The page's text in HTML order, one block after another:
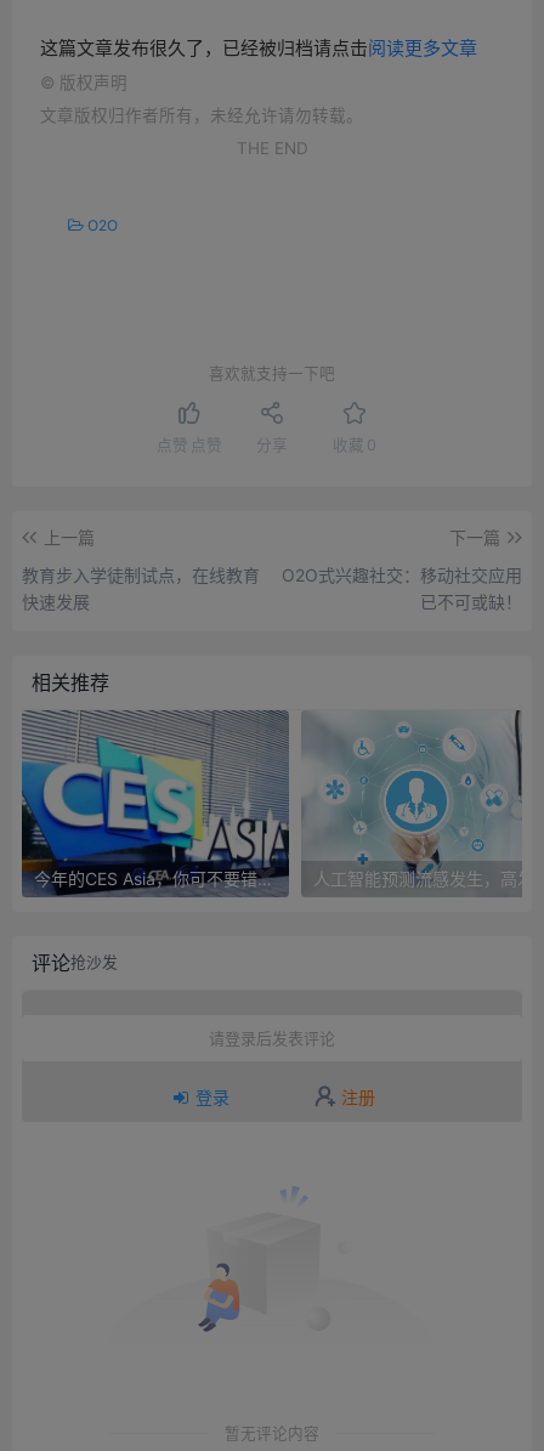
这篇文章发布很久了，已经被归档请点击阅读更多文章
© 版权声明
文章版权归作者所有，未经允许请勿转载。
THE END
O2O
喜欢就支持一下吧
点赞 点赞 分享 收藏 0
上一篇
教育步入学徒制试点，在线教育
快速发展
下一篇
O2O式兴趣社交：移动社交应用
已不可或缺！
相关推荐
今年的CES Asia，你可不要错过这些自动驾驶看点
评论抢沙发
请登录后发表评论
登录 注册
暂无评论内容